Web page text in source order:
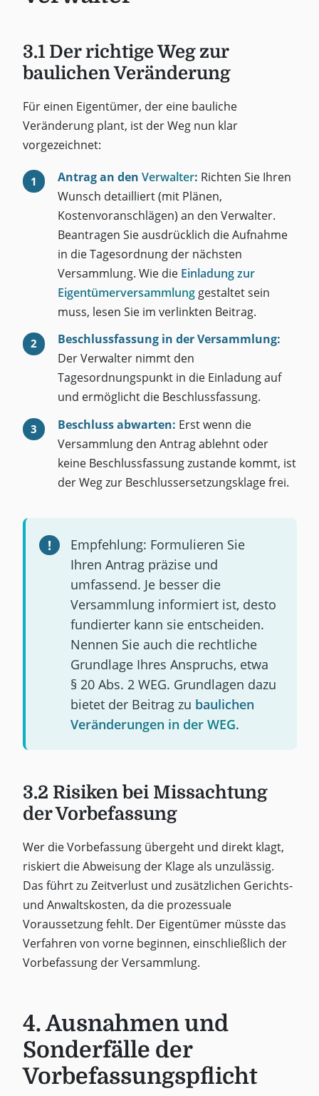
3.1 Der richtige Weg zur
baulichen Veränderung
Für einen Eigentümer, der eine bauliche
Veränderung plant, ist der Weg nun klar
vorgezeichnet:
Antrag an den Verwalter: Richten Sie Ihren
Wunsch detailliert (mit Plänen,
Kostenvoranschlägen) an den Verwalter.
Beantragen Sie ausdrücklich die Aufnahme
in die Tagesordnung der nächsten
Versammlung. Wie die Einladung zur
Eigentümerversammlung gestaltet sein
muss, lesen Sie im verlinkten Beitrag.
Beschlussfassung in der Versammlung:
Der Verwalter nimmt den
Tagesordnungspunkt in die Einladung auf
und ermöglicht die Beschlussfassung.
Beschluss abwarten: Erst wenn die
Versammlung den Antrag ablehnt oder
keine Beschlussfassung zustande kommt, ist
der Weg zur Beschlussersetzungsklage frei.
Empfehlung: Formulieren Sie
Ihren Antrag präzise und
umfassend. Je besser die
Versammlung informiert ist, desto
fundierter kann sie entscheiden.
Nennen Sie auch die rechtliche
Grundlage Ihres Anspruchs, etwa
§ 20 Abs. 2 WEG. Grundlagen dazu
bietet der Beitrag zu baulichen
Veränderungen in der WEG.
3.2 Risiken bei Missachtung
der Vorbefassung
Wer die Vorbefassung übergeht und direkt klagt,
riskiert die Abweisung der Klage als unzulässig.
Das führt zu Zeitverlust und zusätzlichen Gerichts-
und Anwaltskosten, da die prozessuale
Voraussetzung fehlt. Der Eigentümer müsste das
Verfahren von vorne beginnen, einschließlich der
Vorbefassung der Versammlung.
4. Ausnahmen und
Sonderfälle der
Vorbefassungspflicht